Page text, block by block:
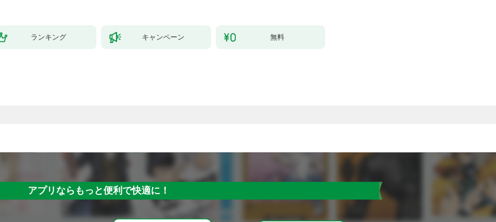
ランキング キャンペーン 無料
アプリならもっと便利で快適に！